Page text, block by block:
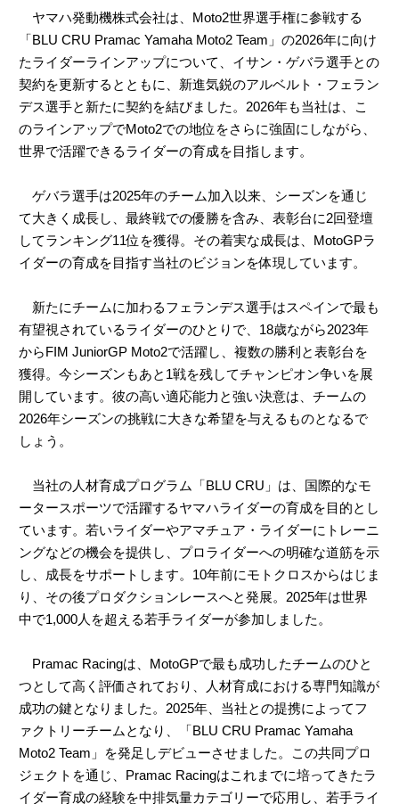
ヤマハ発動機株式会社は、Moto2世界選手権に参戦する
「BLU CRU Pramac Yamaha Moto2 Team」の2026年に向け
たライダーラインアップについて、イサン・ゲバラ選手との
契約を更新するとともに、新進気鋭のアルベルト・フェラン
デス選手と新たに契約を結びました。2026年も当社は、こ
のラインアップでMoto2での地位をさらに強固にしながら、
世界で活躍できるライダーの育成を目指します。
ゲバラ選手は2025年のチーム加入以来、シーズンを通じ
て大きく成長し、最終戦での優勝を含み、表彰台に2回登壇
してランキング11位を獲得。その着実な成長は、MotoGPラ
イダーの育成を目指す当社のビジョンを体現しています。
新たにチームに加わるフェランデス選手はスペインで最も
有望視されているライダーのひとりで、18歳ながら2023年
からFIM JuniorGP Moto2で活躍し、複数の勝利と表彰台を
獲得。今シーズンもあと1戦を残してチャンピオン争いを展
開しています。彼の高い適応能力と強い決意は、チームの
2026年シーズンの挑戦に大きな希望を与えるものとなるで
しょう。
当社の人材育成プログラム「BLU CRU」は、国際的なモ
ータースポーツで活躍するヤマハライダーの育成を目的とし
ています。若いライダーやアマチュア・ライダーにトレーニ
ングなどの機会を提供し、プロライダーへの明確な道筋を示
し、成長をサポートします。10年前にモトクロスからはじま
り、その後プロダクションレースへと発展。2025年は世界
中で1,000人を超える若手ライダーが参加しました。
Pramac Racingは、MotoGPで最も成功したチームのひと
つとして高く評価されており、人材育成における専門知識が
成功の鍵となりました。2025年、当社との提携によってフ
ァクトリーチームとなり、「BLU CRU Pramac Yamaha
Moto2 Team」を発足しデビューさせました。この共同プロ
ジェクトを通じ、Pramac Racingはこれまでに培ってきたラ
イダー育成の経験を中排気量カテゴリーで応用し、若手ライ